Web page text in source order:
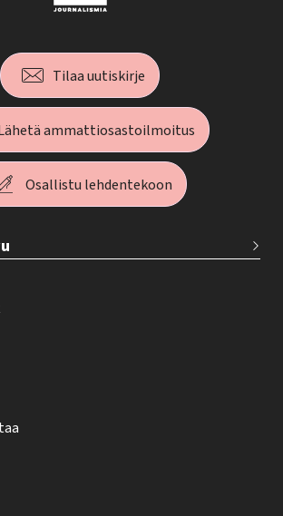
Tilaa uutiskirje
ammattiosastoilmoitus
Osallistu lehdentekoon